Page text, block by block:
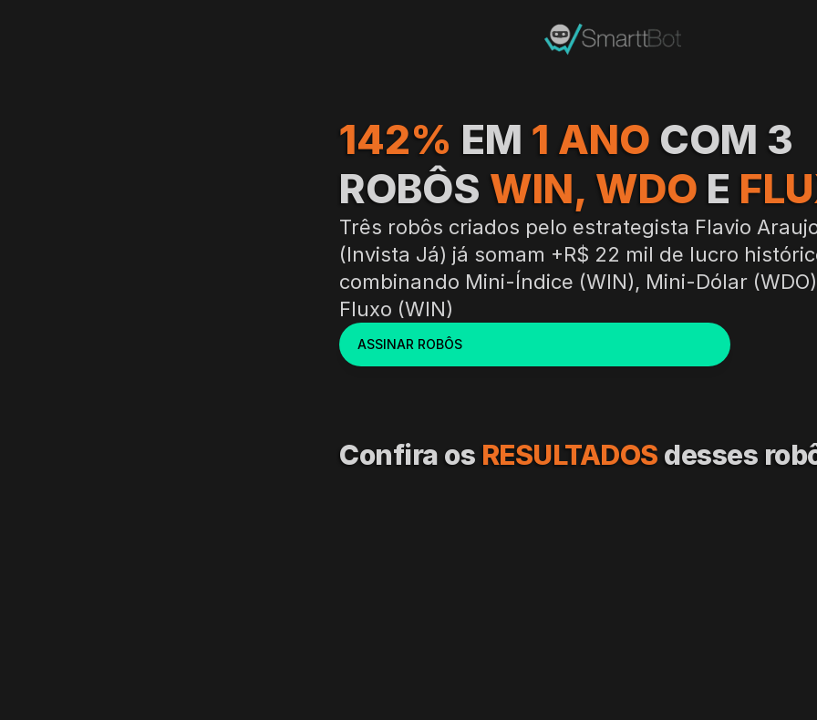
142% EM 1 ANO COM 3
ROBÔS WIN, WDO E
Três robôs criados pelo estrategista Flavio
(Invista Já) já somam +R$ 22 mil de lucro
combinando Mini-Índice (WIN), Mini-Dólar
Fluxo (WIN)
ASSINAR ROBÔS
Confira os RESULTADOS desses